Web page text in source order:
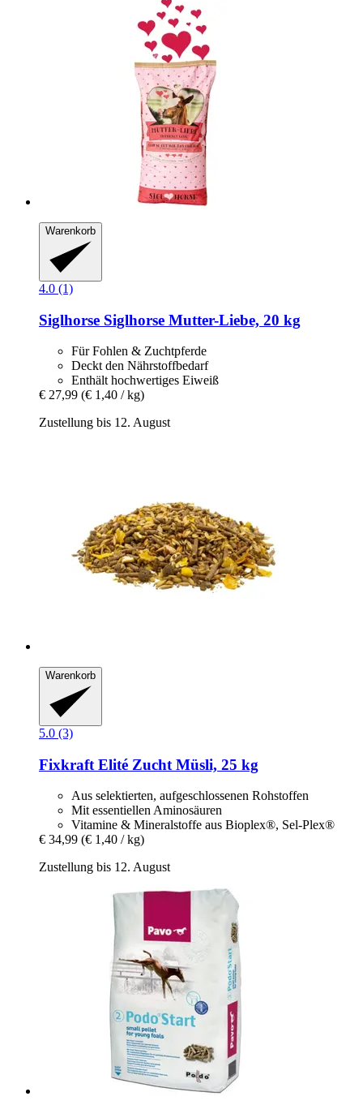
Warenkorb
4.0 (1)
Siglhorse Siglhorse Mutter-​Liebe, 20 kg
Für Fohlen & Zuchtpferde
Deckt den Nährstoffbedarf
Enthält hochwertiges Eiweiß
€ 27,99 (€ 1,40 / kg)
Zustellung bis 12. August
Warenkorb
5.0 (3)
Fixkraft Elité Zucht Müsli, 25 kg
Aus selektierten, aufgeschlossenen Rohstoffen
Mit essentiellen Aminosäuren
Vitamine & Mineralstoffe aus Bioplex®, Sel-Plex®
€ 34,99 (€ 1,40 / kg)
Zustellung bis 12. August